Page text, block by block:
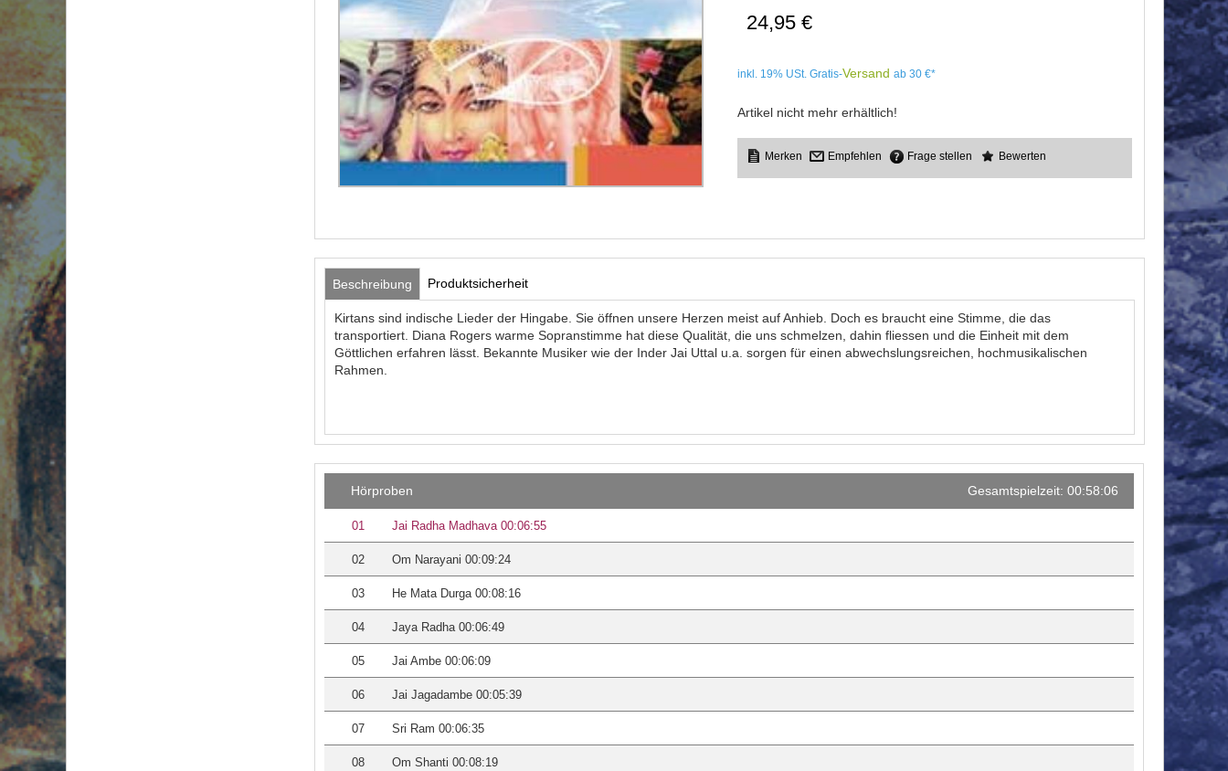
24,95 €
inkl. 19% USt. Gratis-Versand ab 30 €*
Artikel nicht mehr erhältlich!
Empfehlen Frage stellen Bewerten
Beschreibung Produktsicherheit
Kirtans sind indische Lieder der Hingabe. Sie öffnen unsere Herzen meist auf Anhieb. Doch es braucht eine Stimme, die das
transportiert. Diana Rogers warme Sopranstimme hat diese Qualität, die uns schmelzen, dahin fliessen und die Einheit mit dem
Göttlichen erfahren lässt. Bekannte Musiker wie der Inder Jai Uttal u.a. sorgen für einen abwechslungsreichen, hochmusikalischen
Rahmen.
Hörproben Gesamtspielzeit: 00:58:06
01 Jai Radha Madhava 00:06:55
02 Om Narayani 00:09:24
03 He Mata Durga 00:08:16
04 Jaya Radha 00:06:49
05 Jai Ambe 00:06:09
06 Jai Jagadambe 00:05:39
07 Sri Ram 00:06:35
08 Om Shanti 00:08:19